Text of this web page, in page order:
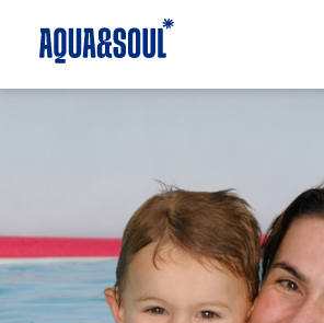
Aqua
Soul